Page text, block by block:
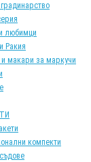
любимци
Ракия
и макари за маркучи
компекти